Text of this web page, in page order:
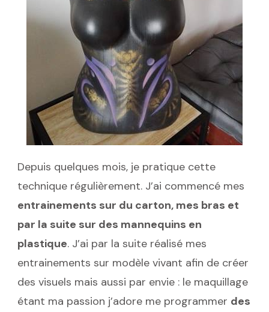
Depuis quelques mois, je pratique cette
technique régulièrement. J’ai commencé mes
entrainements sur du carton, mes bras et
par la suite sur des mannequins en
plastique. J’ai par la suite réalisé mes
entrainements sur modèle vivant afin de créer
des visuels mais aussi par envie : le maquillage
étant ma passion j’adore me programmer des